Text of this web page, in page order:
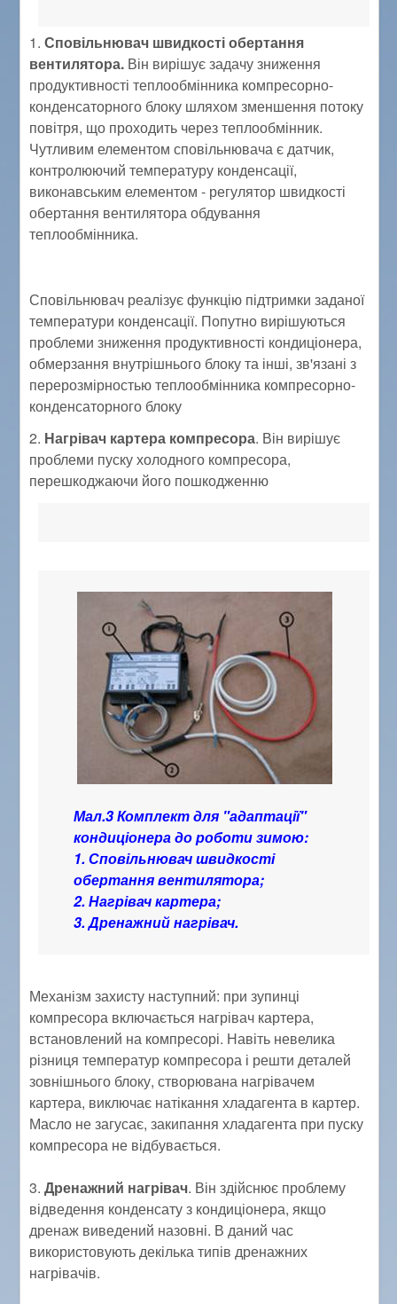
1.Сповільнювач швидкості обертання
вентилятора. Він вирішує задачу зниження
продуктивності теплообмінника компресорно-
конденсаторного блоку шляхом зменшення потоку
повітря, що проходить через теплообмінник.
Чутливим елементом сповільнювача є датчик,
контролюючий температуру конденсації,
виконавським елементом - регулятор швидкості
обертання вентилятора обдування
теплообмінника.
Сповільнювач реалізує функцію підтримки заданої
температури конденсації. Попутно вирішуються
проблеми зниження продуктивності кондиціонера,
обмерзання внутрішнього блоку та інші, зв'язані з
перерозмірностью теплообмінника компресорно-
конденсаторного блоку
2. Нагрівач картера компресора. Він вирішує
проблеми пуску холодного компресора,
перешкоджаючи його пошкодженню
Мал.3 Комплект для "адаптації"
кондиціонера до роботи зимою:
1. Сповільнювач швидкості
обертання вентилятора;
2. Нагрівач картера;
3. Дренажний нагрівач.
Механізм захисту наступний: при зупинці
компресора включається нагрівач картера,
встановлений на компресорі. Навіть невелика
різниця температур компресора і решти деталей
зовнішнього блоку, створювана нагрівачем
картера, виключає натікання хладагента в картер.
Масло не загусає, закипання хладагента при пуску
компресора не відбувається.
3. Дренажний нагрівач. Він здійснює проблему
відведення конденсату з кондиціонера, якщо
дренаж виведений назовні. В даний час
використовують декілька типів дренажних
нагрівачів.